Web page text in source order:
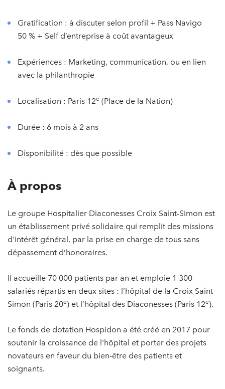
Gratification : à discuter selon profil + Pass Navigo
50 % + Self d’entreprise à coût avantageux
Expériences : Marketing, communication, ou en lien
avec la philanthropie
Localisation : Paris 12e (Place de la Nation)
Durée : 6 mois à 2 ans
Disponibilité : dès que possible
À propos
Le groupe Hospitalier Diaconesses Croix Saint-Simon est
un établissement privé solidaire qui remplit des missions
d'intérêt général, par la prise en charge de tous sans
dépassement d’honoraires.
Il accueille 70 000 patients par an et emploie 1 300
salariés répartis en deux sites : l’hôpital de la Croix Saint-
Simon (Paris 20e) et l’hôpital des Diaconesses (Paris 12e).
Le fonds de dotation Hospidon a été créé en 2017 pour
soutenir la croissance de l'hôpital et porter des projets
novateurs en faveur du bien-être des patients et
soignants.